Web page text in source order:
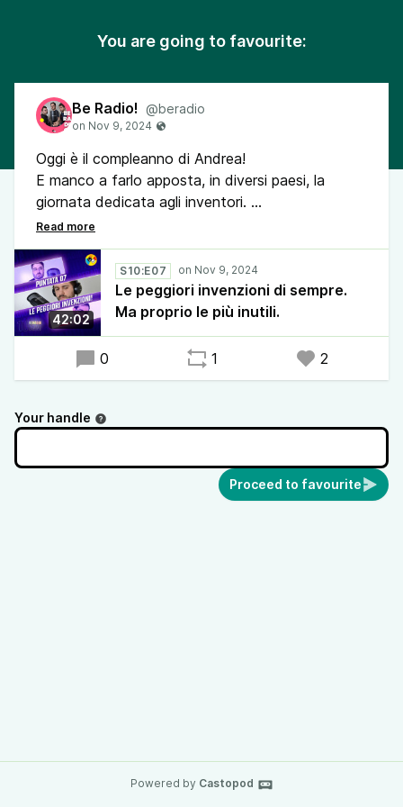
You are going to favourite:
Be Radio! @beradio
Oggi è il compleanno di Andrea!
E manco a farlo apposta, in diversi paesi, la
giornata dedicata agli inventori.
Quindi, perché non regalarvi un compendio delle
invenzioni più inutili che siano mai passate dalla
faccia della terra?
Attenzione però: sono veramente TANTO inutili.
42:02
S10:E07
Le peggiori invenzioni di sempre.
Ma proprio le più inutili.
0 1 2
Your handle
Proceed to favourite
Powered by Castopod